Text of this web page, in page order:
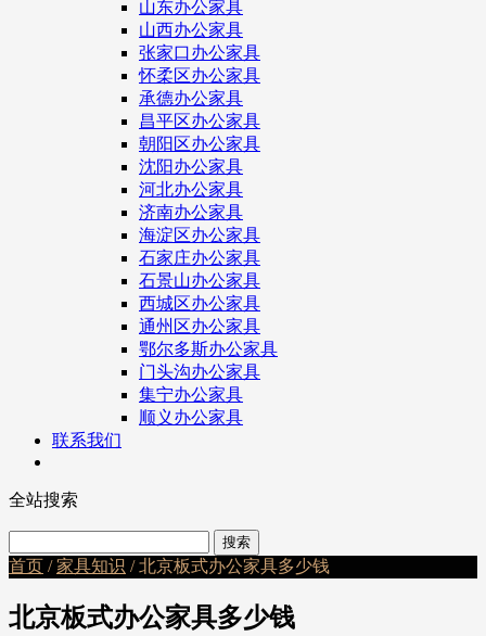
山东办公家具
山西办公家具
张家口办公家具
怀柔区办公家具
承德办公家具
昌平区办公家具
朝阳区办公家具
沈阳办公家具
河北办公家具
济南办公家具
海淀区办公家具
石家庄办公家具
石景山办公家具
西城区办公家具
通州区办公家具
鄂尔多斯办公家具
门头沟办公家具
集宁办公家具
顺义办公家具
联系我们
全站搜索
首页 /家具知识 / 北京板式办公家具多少钱
北京板式办公家具多少钱